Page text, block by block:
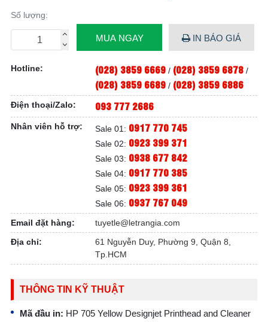
Số lượng:
MUA NGAY IN BÁO GIÁ
Hotline: (028) 3859 6669 / (028) 3859 6878 /
(028) 3859 6689 / (028) 3859 6886
Điện thoại/Zalo: 093 777 2686
Nhân viên hỗ trợ: Sale 01: 0917 770 745
Sale 02: 0923 399 371
Sale 03: 0938 677 842
Sale 04: 0917 770 385
Sale 05: 0923 399 361
Sale 06: 0937 767 049
Email đặt hàng:
tuyetle@letrangia.com
Địa chỉ:
61 Nguyễn Duy, Phường 9, Quận 8,
Tp.HCM
THÔNG TIN KỸ THUẬT
Mã đầu in: HP 705 Yellow Designjet Printhead and Cleaner